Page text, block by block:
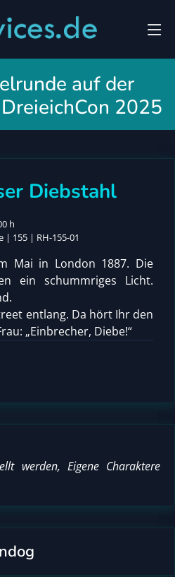
auf der
2025
Diebstahl
h
| 155 | RH-155-01
Mai in London 1887. Die
ein schummriges Licht.
entlang. Da hört Ihr den
„Einbrecher, Diebe!“
werden, Eigene Charaktere